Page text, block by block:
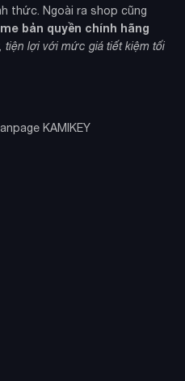
thức. Ngoài ra shop cũng
bản quyền chính hãng
tiện lợi với mức giá tiết kiệm tối
KAMIKEY